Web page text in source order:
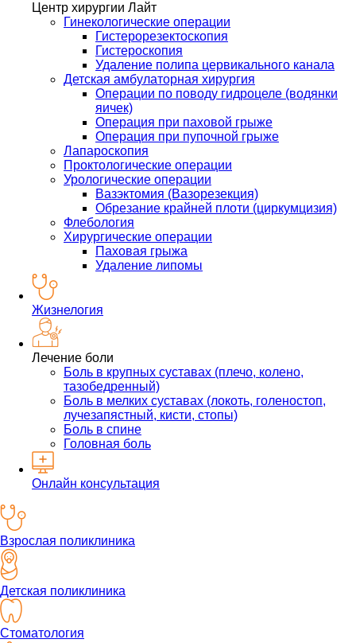
Центр хирургии Лайт
Гинекологические операции
Гистерорезектоскопия
Гистероскопия
Удаление полипа цервикального канала
Детская амбулаторная хирургия
Операции по поводу гидроцеле (водянки
яичек)
Операция при паховой грыже
Операция при пупочной грыже
Лапароскопия
Проктологические операции
Урологические операции
Вазэктомия (Вазорезекция)
Обрезание крайней плоти (циркумцизия)
Флебология
Хирургические операции
Паховая грыжа
Удаление липомы
Жизнелогия
Лечение боли
Боль в крупных суставах (плечо, колено,
тазобедренный)
Боль в мелких суставах (локоть, голеностоп,
лучезапястный, кисти, стопы)
Боль в спине
Головная боль
Онлайн консультация
Взрослая поликлиника
Детская поликлиника
Стоматология